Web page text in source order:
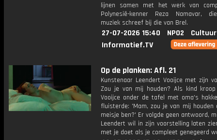
lijnen samen met het werk van
Polynesië-kenner Reza Namavar,
muziek schreef bij die van Brel.
27-07-2026 15:40 NPO2
Informatief.TV
Op de planken: Afl. 21
Kunstenaar Leendert Vooijce met zijn
Zou je van mij houden? Als kind
Vooijce onder de tafel met oma's
fluisterde: 'Mam, zou je van mij houden
meisje ben?' Er volgde geen antwoord,
Leendert wil in zijn voorstelling laten
met je doet als je compleet genegeerd